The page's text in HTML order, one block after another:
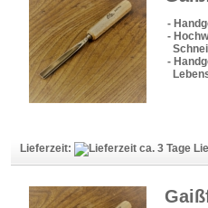
-
-
-
Lieferzeit: